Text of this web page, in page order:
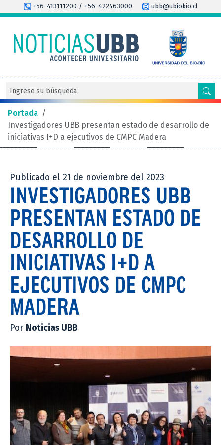
+56-413111200 / +56-422463000 ubb@ubiobio.cl
Portada /
Investigadores UBB presentan estado de desarrollo de
iniciativas I+D a ejecutivos de CMPC Madera
Publicado el 21 de noviembre del 2023
INVESTIGADORES UBB
PRESENTAN ESTADO DE
DESARROLLO DE
INICIATIVAS I+D A
EJECUTIVOS DE CMPC
MADERA
Por Noticias UBB